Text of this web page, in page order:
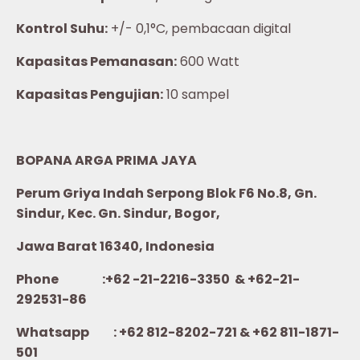
Kontrol Suhu: +/- 0,1°C, pembacaan digital
Kapasitas Pemanasan:600 Watt
Kapasitas Pengujian:10 sampel
BOPANA ARGA PRIMA JAYA
Perum Griya Indah Serpong Blok F6 No.8, Gn.
Sindur, Kec. Gn. Sindur, Bogor,
Jawa Barat 16340, Indonesia
Phone :+62 -21-2216-3350 & +62-21-
292531-86
Whatsapp :+62 812-8202-721 & +62 811-1871-
501